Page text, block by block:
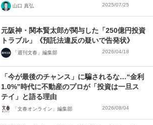
山口 真弘 2025/07/25
元阪神・関本賢太郎が関与した「250億円投資
トラブル」《預託法違反の疑いで告発状》
「週刊文春」編集部 2026/04/18
「今が最後のチャンス」に騙されるな…“金利
1.0%”時代に不動産のプロが「投資は一旦ス
テイ」と語る理由
「文春オンライン」編集部 2026/08/04